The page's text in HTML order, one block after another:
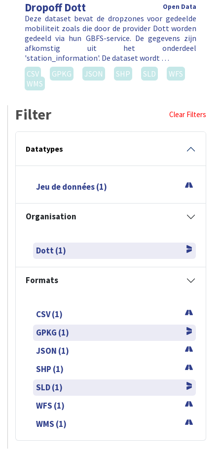
Dropoff Dott Open Data
Deze dataset bevat de dropzones voor gedeelde
mobiliteit zoals die door de provider Dott worden
gedeeld via hun GBFS-service. De gegevens zijn
afkomstig uit het onderdeel
'station_information'. De dataset wordt …
CSV
GPKG JSON SHP SLD
WFS
WMS
Filter Clear Filters
Datatypes
Jeu de données (1)
Organisation
Dott (1)
Formats
CSV (1)
GPKG (1)
JSON (1)
SHP (1)
SLD (1)
WFS (1)
WMS (1)